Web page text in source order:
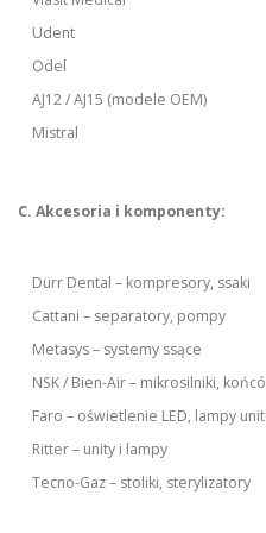
Udent
Odel
AJ12 / AJ15 (modele OEM)
Mistral
C. Akcesoria i komponenty:
Dürr Dental – kompresory, ssaki
Cattani – separatory, pompy
Metasys – systemy ssące
NSK / Bien-Air – mikrosilniki,
Faro – oświetlenie LED, lampy
Ritter – unity i lampy
Tecno-Gaz – stoliki, sterylizatory